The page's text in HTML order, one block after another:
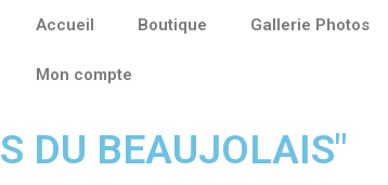
Accueil Boutique Gallerie Photos
Mon compte
DU BEAUJOLAIS"